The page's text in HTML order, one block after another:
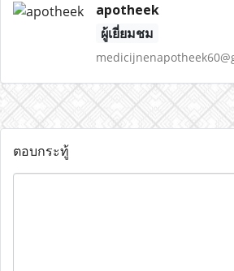
apotheek
ผู้เยี่ยมชม
ตอบกระทู้